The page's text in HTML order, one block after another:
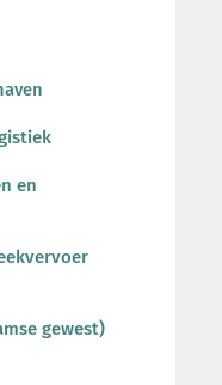
en
gewest)